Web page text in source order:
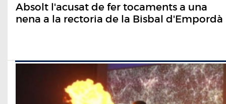
Absolt l'acusat de fer tocaments a una
nena a la rectoria de la Bisbal d'Empordà